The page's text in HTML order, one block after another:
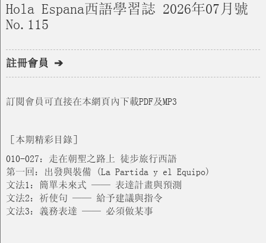
Hola Espana西語學習誌 2026年07月號
No.115
註冊會員 ➔
訂閱會員可直接在本網頁內下載PDF及MP3
［本期精彩目錄］
010-027：走在朝聖之路上 徒步旅行西語
第一回：出發與裝備 (La Partida y el Equipo)
文法1：簡單未來式 —— 表達計畫與預測
文法2：祈使句 —— 給予建議與指令
文法3：義務表達 —— 必須做某事